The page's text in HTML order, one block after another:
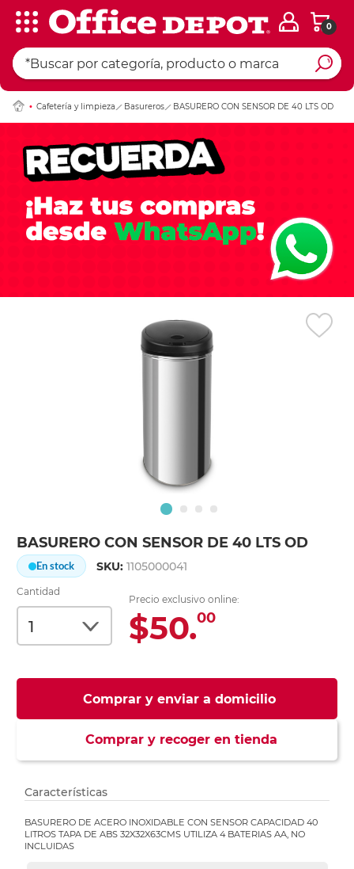
0
Cafetería y limpieza Basureros BASURERO CON SENSOR DE 40 LTS OD
BASURERO CON SENSOR DE 40 LTS OD
En stock SKU:1105000041
Cantidad
Precio exclusivo online:
$50.00
Comprar y enviar a domicilio
Comprar y recoger en tienda
Ingresar Codigo
Características
BASURERO DE ACERO INOXIDABLE CON SENSOR CAPACIDAD 40
LITROS TAPA DE ABS 32X32X63CMS UTILIZA 4 BATERIAS AA, NO
INCLUIDAS